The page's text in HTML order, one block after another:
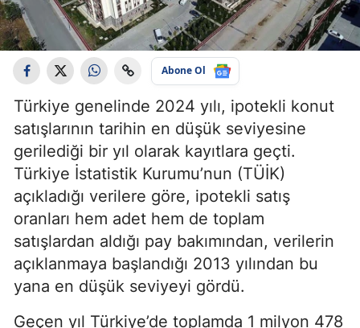
Abone Ol
Türkiye genelinde 2024 yılı, ipotekli konut
satışlarının tarihin en düşük seviyesine
gerilediği bir yıl olarak kayıtlara geçti.
Türkiye İstatistik Kurumu’nun (TÜİK)
açıkladığı verilere göre, ipotekli satış
oranları hem adet hem de toplam
satışlardan aldığı pay bakımından, verilerin
açıklanmaya başlandığı 2013 yılından bu
yana en düşük seviyeyi gördü.
Geçen yıl Türkiye’de toplamda 1 milyon 478